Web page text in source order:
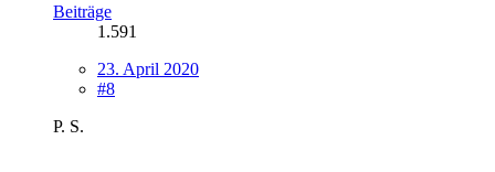
Beiträge
1.591
23. April 2020
#8
P. S.